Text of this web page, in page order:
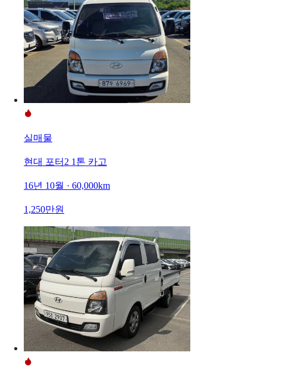
실매물
현대 포터2 1톤 카고
16년 10월 · 60,000km
1,250만원